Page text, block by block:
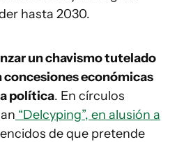
hasta 2030.
un chavismo tutelado
económicas
política. En círculos
“Delcyping”, en alusión a
de que pretende